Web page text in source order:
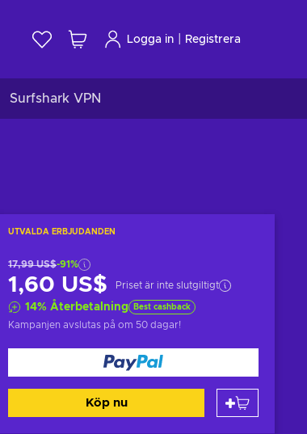
Logga in Registrera
Surfshark VPN
UTVALDA ERBJUDANDEN
17,99 US$-91%
1,60 US$ Priset är inte slutgiltigt
14% Återbetalning Best cashback
Kampanjen avslutas på om 50 dagar!
Köp nu